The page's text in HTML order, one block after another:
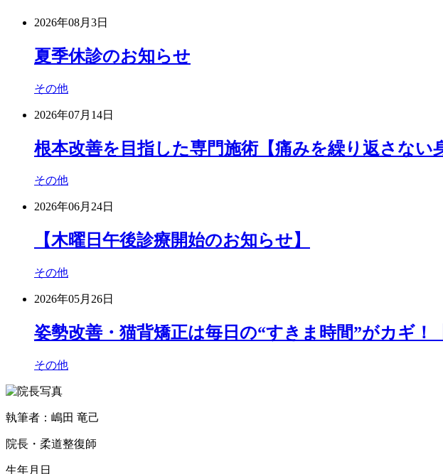
2026年08月3日
夏季休診のお知らせ
その他
2026年07月14日
根本改善を目指した専門施術【痛みを繰り返さない
その他
2026年06月24日
【木曜日午後診療開始のお知らせ】
その他
2026年05月26日
姿勢改善・猫背矯正は毎日の“すきま時間”がカギ！
その他
執筆者：嶋田 竜己
院長・柔道整復師
生年月日